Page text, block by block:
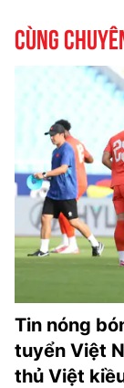
Cùng
Tin nóng
tuyển Việt
thủ Việt